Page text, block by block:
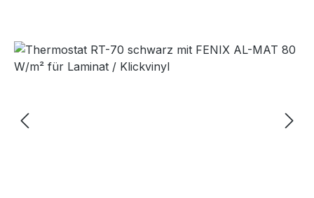
Bildergalerie überspringen